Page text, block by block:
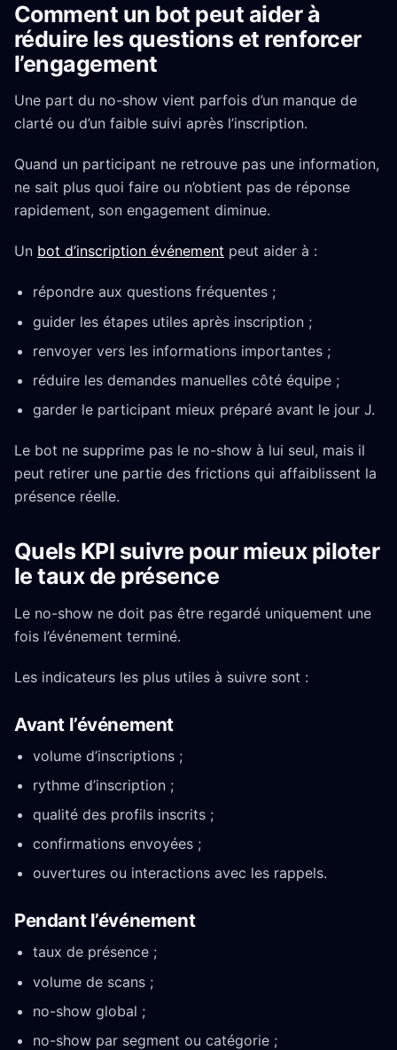
Comment un bot peut aider à
réduire les questions et renforcer
l’engagement
Une part du no-show vient parfois d’un manque de
clarté ou d’un faible suivi après l’inscription.
Quand un participant ne retrouve pas une information,
ne sait plus quoi faire ou n’obtient pas de réponse
rapidement, son engagement diminue.
Un bot d’inscription événement peut aider à :
répondre aux questions fréquentes ;
guider les étapes utiles après inscription ;
renvoyer vers les informations importantes ;
réduire les demandes manuelles côté équipe ;
garder le participant mieux préparé avant le jour J.
Le bot ne supprime pas le no-show à lui seul, mais il
peut retirer une partie des frictions qui affaiblissent la
présence réelle.
Quels KPI suivre pour mieux piloter
le taux de présence
Le no-show ne doit pas être regardé uniquement une
fois l’événement terminé.
Les indicateurs les plus utiles à suivre sont :
Avant l’événement
volume d’inscriptions ;
rythme d’inscription ;
qualité des profils inscrits ;
confirmations envoyées ;
ouvertures ou interactions avec les rappels.
Pendant l’événement
taux de présence ;
volume de scans ;
no-show global ;
no-show par segment ou catégorie ;